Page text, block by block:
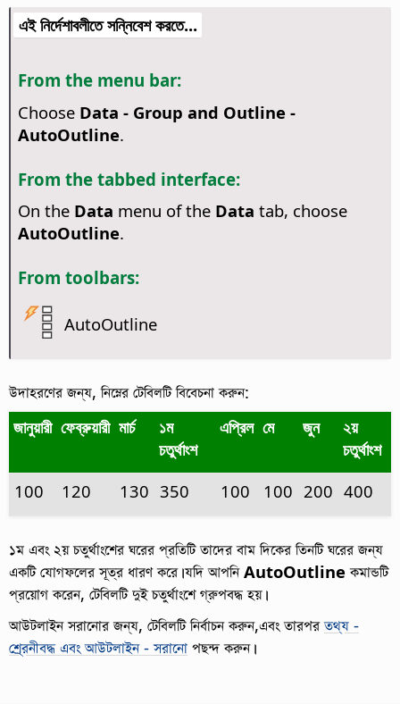
এই নির্দেশাবলীতে সন্নিবেশ করতে...
From the menu bar:
Choose Data - Group and Outline -
AutoOutline.
From the tabbed interface:
On the Data menu of the Data tab, choose
AutoOutline.
From toolbars:
AutoOutline
উদাহরণের জন্য, নিম্নের টেবিলটি বিবেচনা করুন:
জানুয়ারী ফেব্রুয়ারী মার্চ
১ম
চতুর্থাংশ
এপ্রিল মে জুন
২য়
চতুর্থাংশ
100
120 130 350 100 100 200 400
১ম এবং ২য় চতুর্থাংশের ঘরের প্রতিটি তাদের বাম দিকের তিনটি ঘরের জন্য
একটি যোগফলের সূত্র ধারণ করে।যদি আপনিAutoOutline কমান্ডটি
প্রয়োগ করেন, টেবিলটি দুই চতুর্থাংশে গ্রুপবদ্ধ হয়।
আউটলাইন সরানোর জন্য, টেবিলটি নির্বাচন করুন,এবং তারপরতথ্য -
শ্র্রেনীবদ্ধ এবং আউটলাইন - সরানো পছন্দ করুন।